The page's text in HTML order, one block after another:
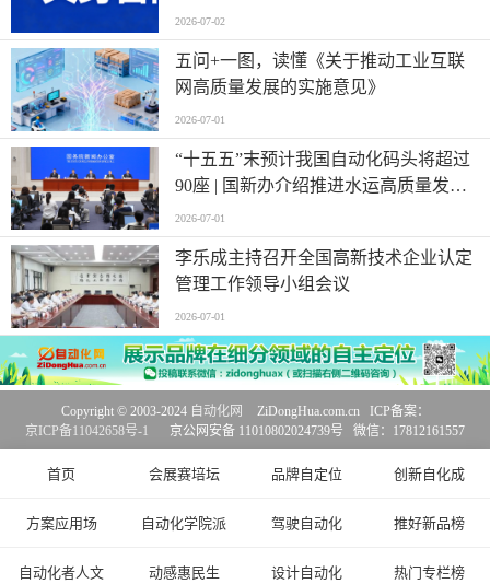
2026-07-02
五问+一图，读懂《关于推动工业互联
网高质量发展的实施意见》
2026-07-01
“十五五”末预计我国自动化码头将超过
90座 | 国新办介绍推进水运高质量发展
有关情况
2026-07-01
李乐成主持召开全国高新技术企业认定
管理工作领导小组会议
2026-07-01
首页 会展赛培坛 品牌自定位 创新自化成
方案应用场 自动化学院派 驾驶自动化 推好新品榜
自动化者人文 动感惠民生 设计自动化 热门专栏榜
Copyright © 2003-2024 自动化网
ZiDongHua.com.cn ICP备案：
京ICP备11042658号-1
京公网安备 11010802024739号 微信：17812161557